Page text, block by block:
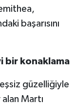
başarısını
bir konaklama
güzelliğiyle
Martı